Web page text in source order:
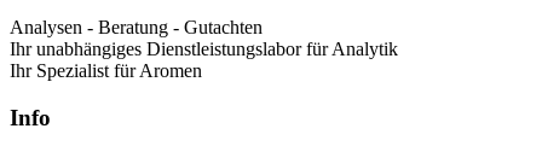
Analysen - Beratung - Gutachten
Ihr unabhängiges Dienstleistungslabor für Analytik
Ihr Spezialist für Aromen
Info